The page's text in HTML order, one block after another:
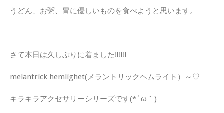
うどん、お粥、胃に優しいものを食べようと思います。
さて本日は久しぶりに着ました‼‼‼
melantrick hemlighet(メラントリックヘムライト）～♡
キラキラアクセサリーシリーズです(*´ω｀)